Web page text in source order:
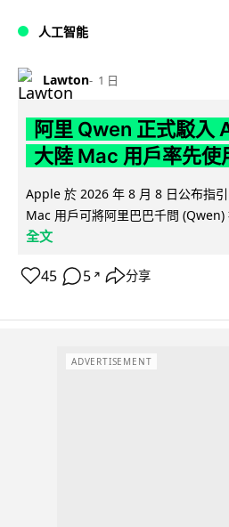
人工智能
Lawton 1 日
阿里 Qwen 正式駁入
大陸 Mac 用戶率先使
Apple 於 2026 年 8 月 8 日公布指
Mac 用戶可將阿里巴巴千問
全文
45 5 ↗ 分享
ADVERTISEMENT